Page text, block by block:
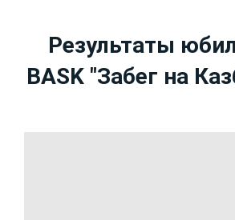
Результаты
BASK "Забег на